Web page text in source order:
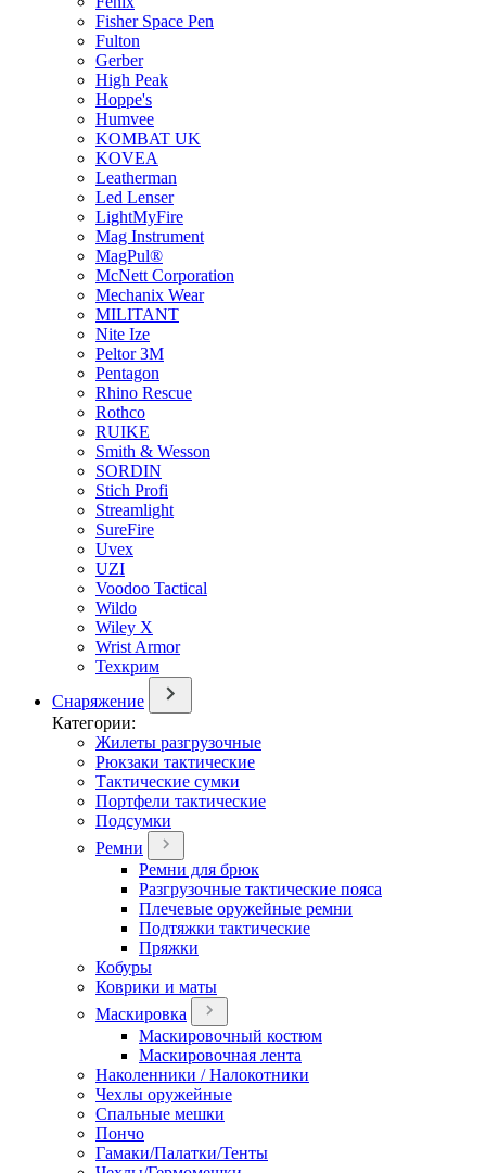
Fisher Space Pen
Fulton
Gerber
High Peak
Hoppe's
Humvee
KOMBAT UK
KOVEA
Leatherman
Led Lenser
LightMyFire
Mag Instrument
MagPul®
McNett Corporation
Mechanix Wear
MILITANT
Nite Ize
Peltor 3M
Pentagon
Rhino Rescue
Rothco
RUIKE
Smith & Wesson
SORDIN
Stich Profi
Streamlight
SureFire
Uvex
UZI
Voodoo Tactical
Wildo
Wiley X
Wrist Armor
Техкрим
Снаряжение
Категории:
Жилеты разгрузочные
Рюкзаки тактические
Тактические сумки
Портфели тактические
Подсумки
Ремни
Ремни для брюк
Разгрузочные тактические пояса
Плечевые оружейные ремни
Подтяжки тактические
Пряжки
Кобуры
Коврики и маты
Маскировка
Маскировочный костюм
Маскировочная лента
Наколенники / Налокотники
Чехлы оружейные
Спальные мешки
Пончо
Гамаки/Палатки/Тенты